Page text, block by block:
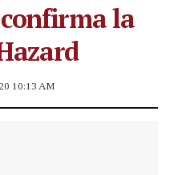
la
10:13 AM